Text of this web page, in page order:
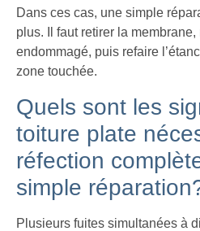
Dans ces cas, une simple
plus. Il faut retirer la membrane,
endommagé, puis refaire
zone touchée.
Quels sont les
toiture plate
réfection
simple
Plusieurs fuites simultanées à